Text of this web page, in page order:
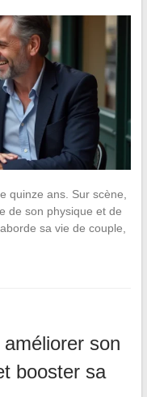
quinze ans. Sur scène,
de son physique et de
sa vie de couple,
son
booster sa